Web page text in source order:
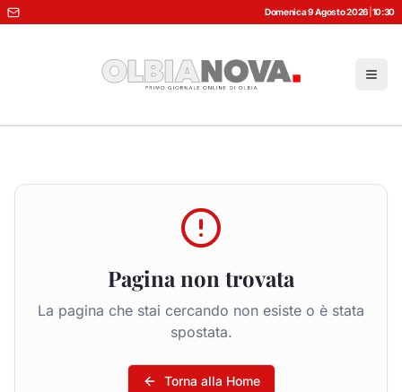
Domenica 9 Agosto 2026 10:30
Pagina non trovata
La pagina che stai cercando non esiste o è stata
spostata.
Torna alla Home